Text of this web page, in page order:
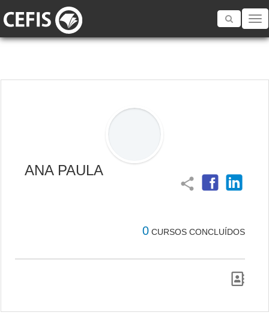
Toggle
ANA PAULA
share
0 CURSOS CONCLUÍDOS